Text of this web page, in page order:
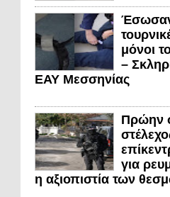
μόνοι
–
ΕΑΥ Μεσσηνίας
Πρώην
για
η αξιοπιστία των